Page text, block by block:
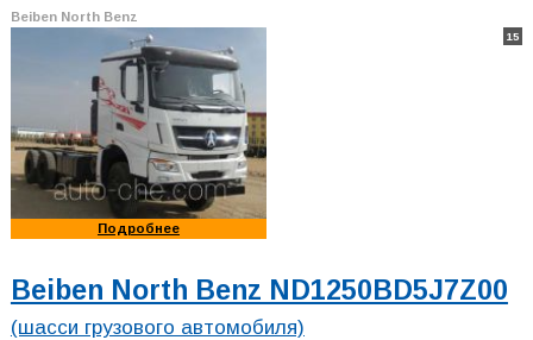
Beiben North Benz
15
Подробнее
Beiben North Benz ND1250BD5J7Z00
(шасси грузового автомобиля)